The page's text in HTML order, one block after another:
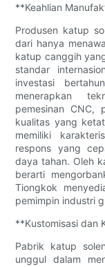
**Keahlian
Produsen katup
dari hanya
katup canggih
standar
investasi
menerapkan
pemesinan CNC,
kualitas yang
memiliki
respons yang
daya tahan. Oleh
berarti
Tiongkok
pemimpin industri
**Kustomisasi dan
Pabrik katup
unggul dalam